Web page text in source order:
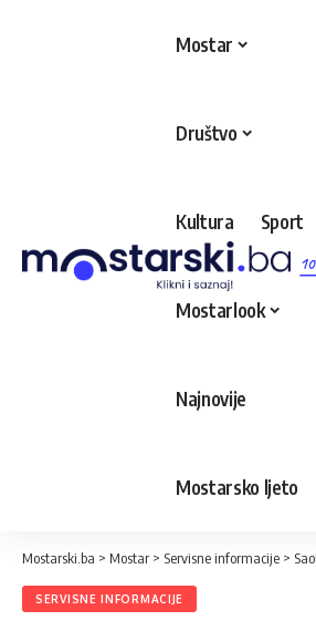
Mostar
Društvo
Kultura Sport
Mostarlook
Najnovije
Mostarsko ljeto
Mostarski.ba > Mostar > Servisne informacije >
SERVISNE INFORMACIJE